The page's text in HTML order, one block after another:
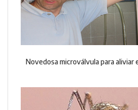
Novedosa microválvula para aliviar